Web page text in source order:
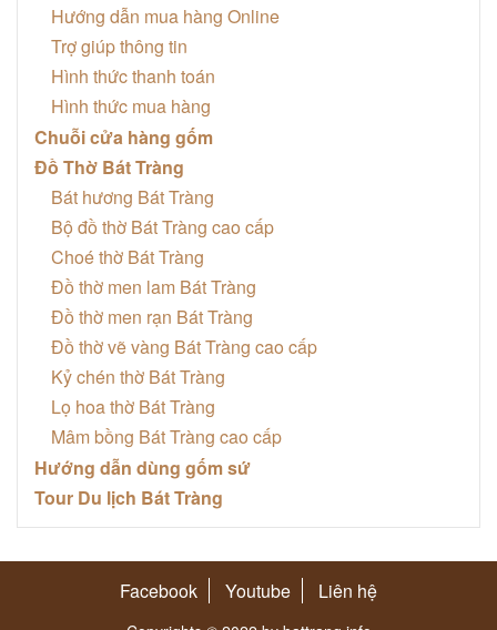
Hướng dẫn mua hàng Online
Trợ giúp thông tin
Hình thức thanh toán
Hình thức mua hàng
Chuỗi cửa hàng gốm
Đồ Thờ Bát Tràng
Bát hương Bát Tràng
Bộ đồ thờ Bát Tràng cao cấp
Choé thờ Bát Tràng
Đồ thờ men lam Bát Tràng
Đồ thờ men rạn Bát Tràng
Đồ thờ vẽ vàng Bát Tràng cao cấp
Kỷ chén thờ Bát Tràng
Lọ hoa thờ Bát Tràng
Mâm bồng Bát Tràng cao cấp
Hướng dẫn dùng gốm sứ
Tour Du lịch Bát Tràng
Facebook Youtube Liên hệ